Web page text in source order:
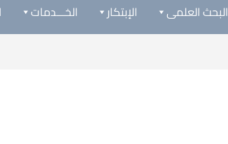
الخـــدمات الإبتكار البحث العلمى